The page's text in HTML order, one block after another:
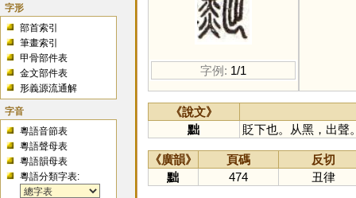
字形
部首索引
筆畫索引
甲骨部件表
金文部件表
形義源流通解
字音
粵語音節表
粵語聲母表
粵語韻母表
粵語分類字表:
字例: 1/1
《說文》
黜
貶下也。从黑，出聲。
《廣韻》 頁碼 反切
黜
474 丑律